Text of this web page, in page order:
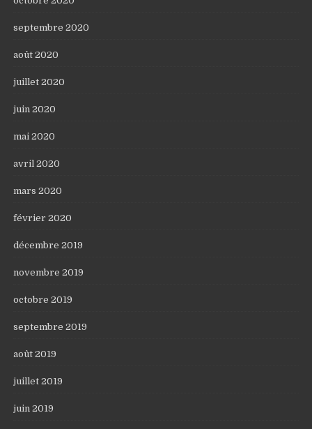
septembre 2020
août 2020
juillet 2020
juin 2020
mai 2020
avril 2020
mars 2020
février 2020
décembre 2019
novembre 2019
octobre 2019
septembre 2019
août 2019
juillet 2019
juin 2019